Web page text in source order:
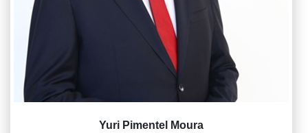
Yuri Pimentel Moura